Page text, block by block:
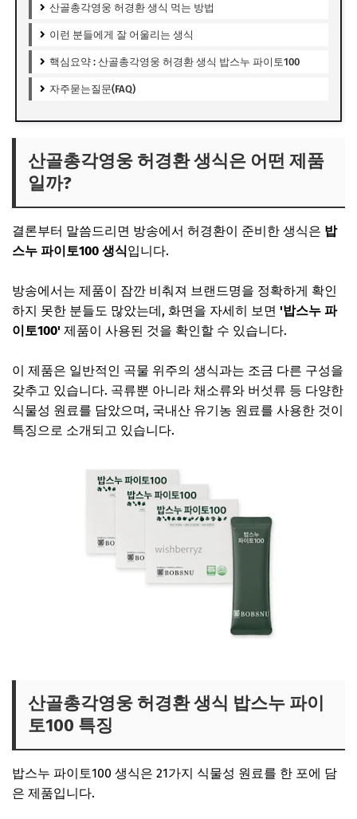
산골총각영웅 허경환 생식 먹는 방법
이런 분들에게 잘 어울리는 생식
핵심요약 : 산골총각영웅 허경환 생식 밥스누 파이토100
자주묻는질문(FAQ)
산골총각영웅 허경환 생식은 어떤 제품
일까?
결론부터 말씀드리면 방송에서 허경환이 준비한 생식은 밥
스누 파이토100 생식입니다.
방송에서는 제품이 잠깐 비춰져 브랜드명을 정확하게 확인
하지 못한 분들도 많았는데, 화면을 자세히 보면 '밥스누 파
이토100' 제품이 사용된 것을 확인할 수 있습니다.
이 제품은 일반적인 곡물 위주의 생식과는 조금 다른 구성을
갖추고 있습니다. 곡류뿐 아니라 채소류와 버섯류 등 다양한
식물성 원료를 담았으며, 국내산 유기농 원료를 사용한 것이
특징으로 소개되고 있습니다.
산골총각영웅 허경환 생식 밥스누 파이
토100 특징
밥스누 파이토100 생식은 21가지 식물성 원료를 한 포에 담
은 제품입니다.